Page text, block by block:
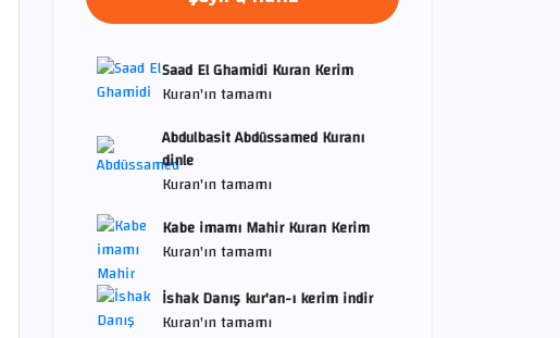
Saad El Ghamidi Kuran Kerim
Kuran'ın tamamı
Abdulbasit Abdüssamed Kuranı
dinle
Kuran'ın tamamı
Kabe imamı Mahir Kuran Kerim
Kuran'ın tamamı
İshak Danış kur'an-ı kerim indir
Kuran'ın tamamı